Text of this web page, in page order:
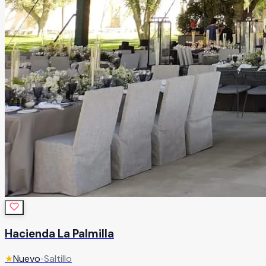
Hacienda La Palmilla
★Nuevo•Saltillo